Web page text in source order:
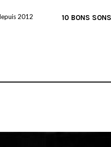
2012 10 BONS SONS